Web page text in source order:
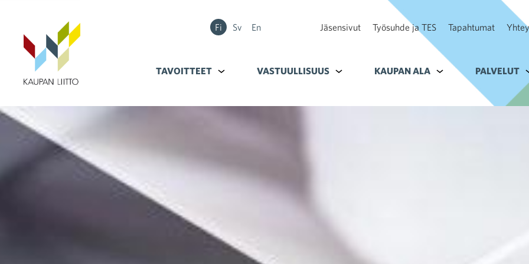
Fi Sv En Jäsensivut Työsuhde ja TES Tapahtumat
TAVOITTEET Alavalikko kohteelle Tavoitteet
VASTUULLISUUS Alavalikko kohteelle Vastuullisuus
KAUPAN ALA Alavalikko kohteelle
PALVELUT